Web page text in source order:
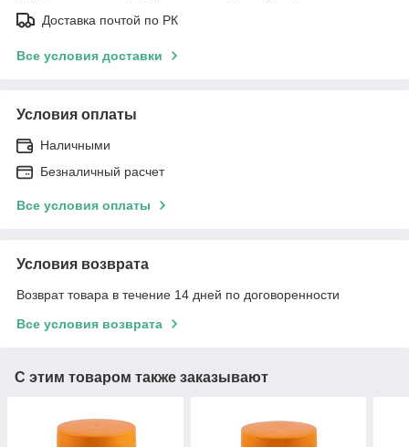
Доставка почтой по РК
Все условия доставки
Условия оплаты
Наличными
Безналичный расчет
Все условия оплаты
Условия возврата
Возврат товара в течение 14 дней по договоренности
Все условия возврата
С этим товаром также заказывают